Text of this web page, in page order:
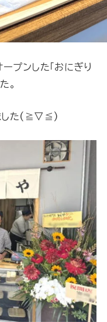
ンした「おにぎり
。
ました(≧▽≦)